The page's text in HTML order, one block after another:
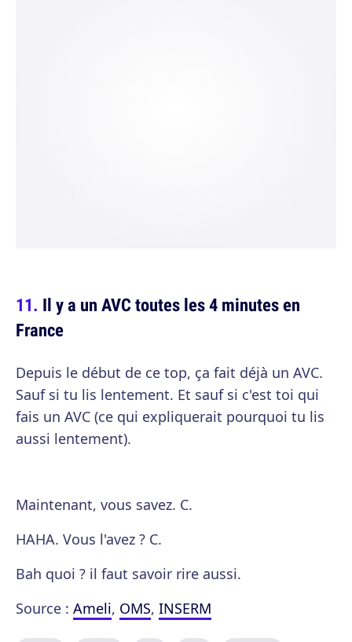
Il y a un AVC toutes les 4 minutes en
France
Depuis le début de ce top, ça fait déjà un AVC.
Sauf si tu lis lentement. Et sauf si c'est toi qui
fais un AVC (ce qui expliquerait pourquoi tu lis
aussi lentement).
Maintenant, vous savez. C.
HAHA. Vous l'avez ? C.
Bah quoi ? il faut savoir rire aussi.
Source : Ameli, OMS, INSERM